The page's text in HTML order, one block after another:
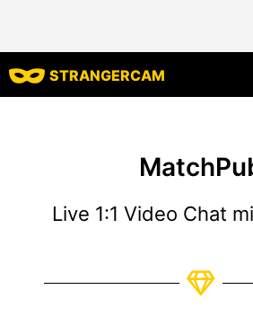
STRANGERCAM
Live 1:1 Video Chat